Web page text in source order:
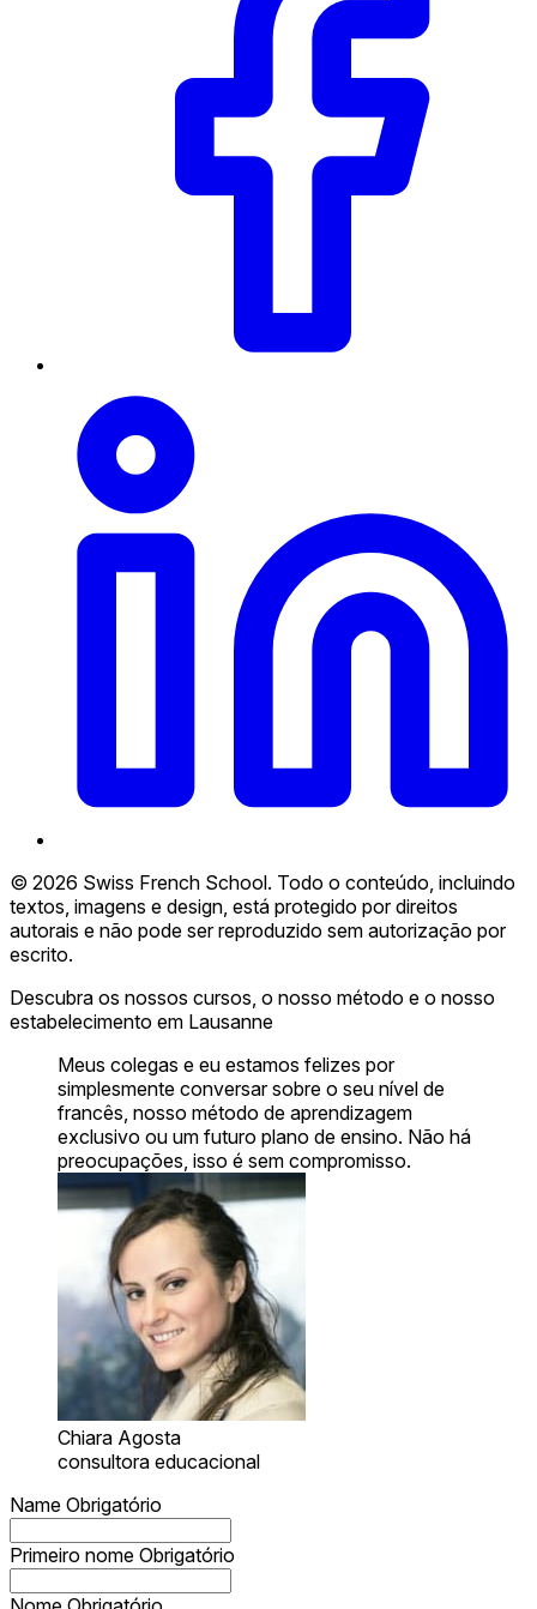
© 2026 Swiss French School. Todo o conteúdo, incluindo
textos, imagens e design, está protegido por direitos
autorais e não pode ser reproduzido sem autorização por
escrito.
Descubra os nossos cursos, o nosso método e o nosso
estabelecimento em Lausanne
Meus colegas e eu estamos felizes por
simplesmente conversar sobre o seu nível de
francês, nosso método de aprendizagem
exclusivo ou um futuro plano de ensino. Não há
preocupações, isso é sem compromisso.
Chiara Agosta
consultora educacional
Name Obrigatório
Primeiro nome Obrigatório